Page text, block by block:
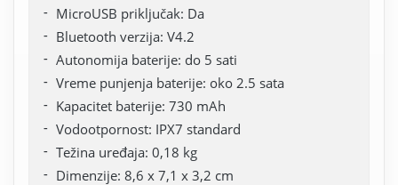
MicroUSB priključak: Da
Bluetooth verzija: V4.2
Autonomija baterije: do 5 sati
Vreme punjenja baterije: oko 2.5 sata
Kapacitet baterije: 730 mAh
Vodootpornost: IPX7 standard
Težina uređaja: 0,18 kg
Dimenzije: 8,6 x 7,1 x 3,2 cm